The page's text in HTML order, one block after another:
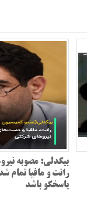
بیگدلی: مصوبه
رانت و مافیا تمام
پاسخگو باشد